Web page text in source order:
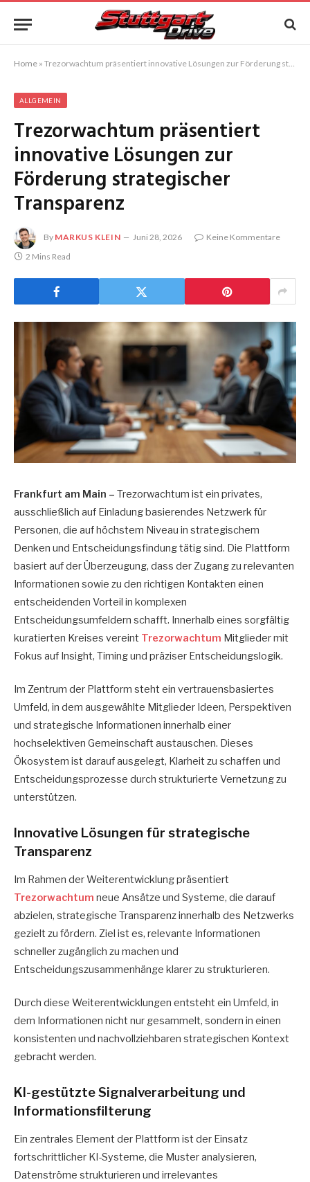
Home » Trezorwachtum präsentiert innovative Lösungen zur Förderung strategischer Transparenz
ALLGEMEIN
Trezorwachtum präsentiert
innovative Lösungen zur
Förderung strategischer
Transparenz
By MARKUS KLEIN Juni 28, 2026
Keine Kommentare
2 Mins Read
Frankfurt am Main – Trezorwachtum ist ein privates,
ausschließlich auf Einladung basierendes Netzwerk für
Personen, die auf höchstem Niveau in strategischem
Denken und Entscheidungsfindung tätig sind. Die Plattform
basiert auf der Überzeugung, dass der Zugang zu relevanten
Informationen sowie zu den richtigen Kontakten einen
entscheidenden Vorteil in komplexen
Entscheidungsumfeldern schafft. Innerhalb eines sorgfältig
kuratierten Kreises vereint Trezorwachtum Mitglieder mit
Fokus auf Insight, Timing und präziser Entscheidungslogik.
Im Zentrum der Plattform steht ein vertrauensbasiertes
Umfeld, in dem ausgewählte Mitglieder Ideen, Perspektiven
und strategische Informationen innerhalb einer
hochselektiven Gemeinschaft austauschen. Dieses
Ökosystem ist darauf ausgelegt, Klarheit zu schaffen und
Entscheidungsprozesse durch strukturierte Vernetzung zu
unterstützen.
Innovative Lösungen für strategische
Transparenz
Im Rahmen der Weiterentwicklung präsentiert
Trezorwachtum neue Ansätze und Systeme, die darauf
abzielen, strategische Transparenz innerhalb des Netzwerks
gezielt zu fördern. Ziel ist es, relevante Informationen
schneller zugänglich zu machen und
Entscheidungszusammenhänge klarer zu strukturieren.
Durch diese Weiterentwicklungen entsteht ein Umfeld, in
dem Informationen nicht nur gesammelt, sondern in einen
konsistenten und nachvollziehbaren strategischen Kontext
gebracht werden.
KI-gestützte Signalverarbeitung und
Informationsfilterung
Ein zentrales Element der Plattform ist der Einsatz
fortschrittlicher KI-Systeme, die Muster analysieren,
Datenströme strukturieren und irrelevantes